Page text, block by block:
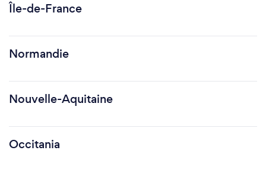
Île-de-France
Normandie
Nouvelle-Aquitaine
Occitania